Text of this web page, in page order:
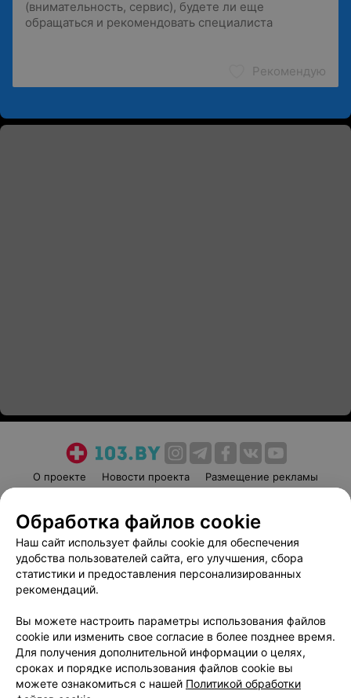
Рекомендую
О проекте Новости проекта
Размещение рекламы
Пользовательское соглашение
Способы оплаты
Вакансии
Партнеры
Написать руководителю 103.by
Обработка персональных данных
Обработка файлов cookie
Наш сайт использует файлы cookie для обеспечения
удобства пользователей сайта, его улучшения, сбора
статистики и предоставления персонализированных
рекомендаций.
Вы можете настроить параметры использования файлов
cookie или изменить свое согласие в более позднее время.
Для получения дополнительной информации о целях,
сроках и порядке использования файлов cookie вы
можете ознакомиться с нашей Политикой обработки